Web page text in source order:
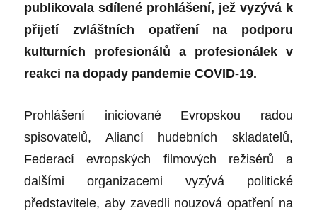
publikovala sdílené prohlášení, jež vyzývá k
přijetí zvláštních opatření na podporu
kulturních profesionálů a profesionálek v
reakci na dopady pandemie COVID-19.
Prohlášení iniciované Evropskou radou
spisovatelů, Aliancí hudebních skladatelů,
Federací evropských filmových režisérů a
dalšími organizacemi vyzývá politické
představitele, aby zavedli nouzová opatření na